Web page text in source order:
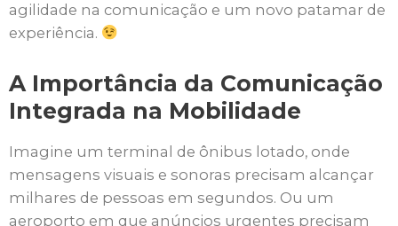
agilidade na comunicação e um novo patamar de
experiência.
A Importância da Comunicação
Integrada na Mobilidade
Imagine um terminal de ônibus lotado, onde
mensagens visuais e sonoras precisam alcançar
milhares de pessoas em segundos. Ou um
aeroporto em que anúncios urgentes precisam